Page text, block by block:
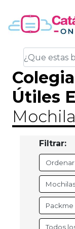
Útiles
Filtrar: